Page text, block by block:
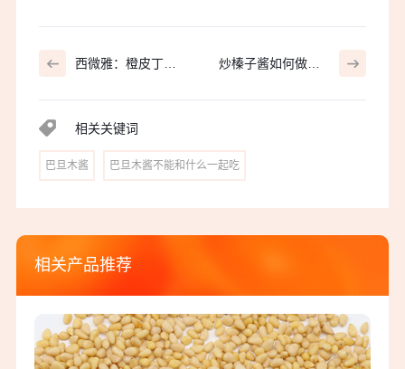
西微雅：橙皮丁有
炒榛子酱如何做？
相关关键词
巴旦木酱 巴旦木酱不能和什么一起吃
相关产品推荐